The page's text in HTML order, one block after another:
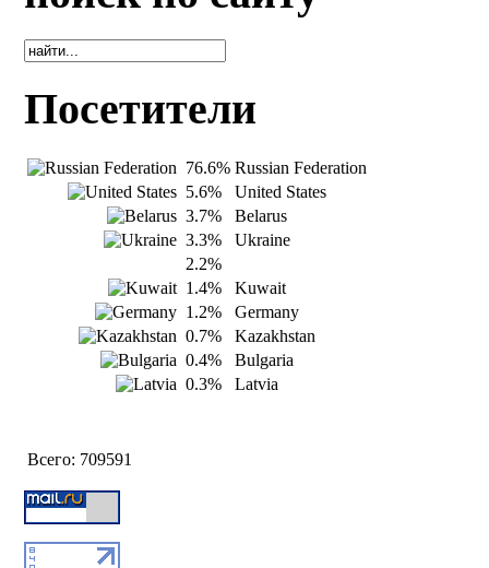
Посетители
76.6% Russian Federation
5.6%
United States
3.7%
Belarus
3.3%
Ukraine
2.2%
1.4%
Kuwait
1.2%
Germany
0.7%
Kazakhstan
0.4%
Bulgaria
0.3%
Latvia
Всего: 709591